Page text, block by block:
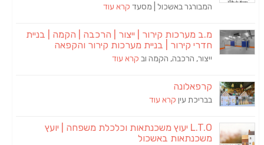
המבורגר באשכול | מסעד קרא עוד
מ.ב מערכות קירור | ייצור | הרכבה | הקמה | בניית
חדרי קירור | בניית מערכות קירור והקפאה
ייצור, הרכבה, הקמה וב קרא עוד
קרפאלונה
בבריכת עין קרא עוד
L.T.O יעוץ משכנתאות וכלכלת משפחה | יועץ
משכנתאות באשכול